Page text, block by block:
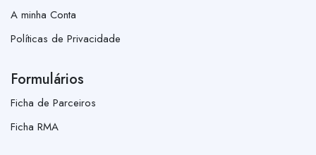
A minha Conta
Políticas de Privacidade
Formulários
Ficha de Parceiros
Ficha RMA